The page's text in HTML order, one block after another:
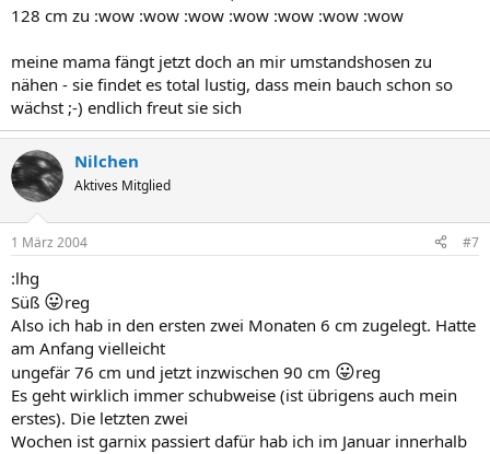
128 cm zu :wow :wow :wow :wow :wow :wow :wow
meine mama fängt jetzt doch an mir umstandshosen zu
nähen - sie findet es total lustig, dass mein bauch schon so
wächst ;-) endlich freut sie sich
Nilchen
Aktives Mitglied
1 März 2004 #7
:lhg
Süß 😛reg
Also ich hab in den ersten zwei Monaten 6 cm zugelegt. Hatte
am Anfang vielleicht
ungefär 76 cm und jetzt inzwischen 90 cm 😛reg
Es geht wirklich immer schubweise (ist übrigens auch mein
erstes). Die letzten zwei
Wochen ist garnix passiert dafür hab ich im Januar innerhalb